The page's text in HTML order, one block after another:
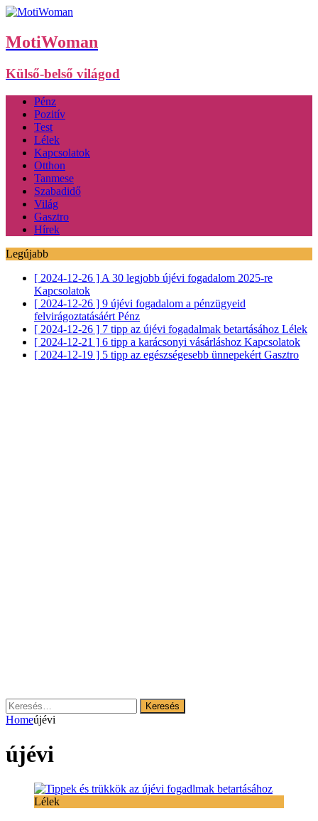
MotiWoman
Külső-belső világod
Pénz
Pozitív
Test
Lélek
Kapcsolatok
Otthon
Tanmese
Szabadidő
Világ
Gasztro
Hírek
Legújabb
[ 2024-12-26 ] A 30 legjobb újévi fogadalom 2025-re
Kapcsolatok
[ 2024-12-26 ] 9 újévi fogadalom a pénzügyeid
felvirágoztatásáért Pénz
[ 2024-12-26 ] 7 tipp az újévi fogadalmak betartásához Lélek
[ 2024-12-21 ] 6 tipp a karácsonyi vásárláshoz Kapcsolatok
[ 2024-12-19 ] 5 tipp az egészségesebb ünnepekért Gasztro
Keresés:
Homeújévi
újévi
Lélek